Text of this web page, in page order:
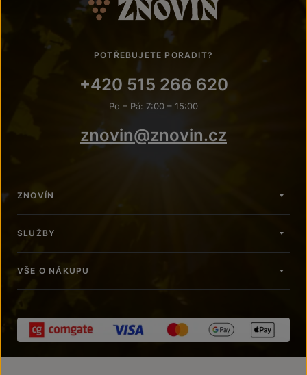
POTŘEBUJETE PORADIT?
+420 515 266 620
Po – Pá: 7:00 – 15:00
znovin@znovin.cz
ZNOVÍN
SLUŽBY
VŠE O NÁKUPU